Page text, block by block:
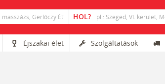
Éjszakai élet Szolgáltatások